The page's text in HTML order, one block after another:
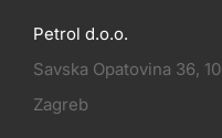
Pratite
Petrol d.o.o.
Savska Opatovina 36,
Zagreb